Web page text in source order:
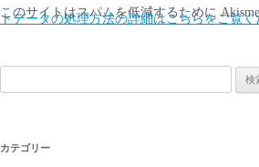
このサイトはスパムを低減するために
トデータの処理方法の詳細はこちらをご覧く
索:
カテゴリー